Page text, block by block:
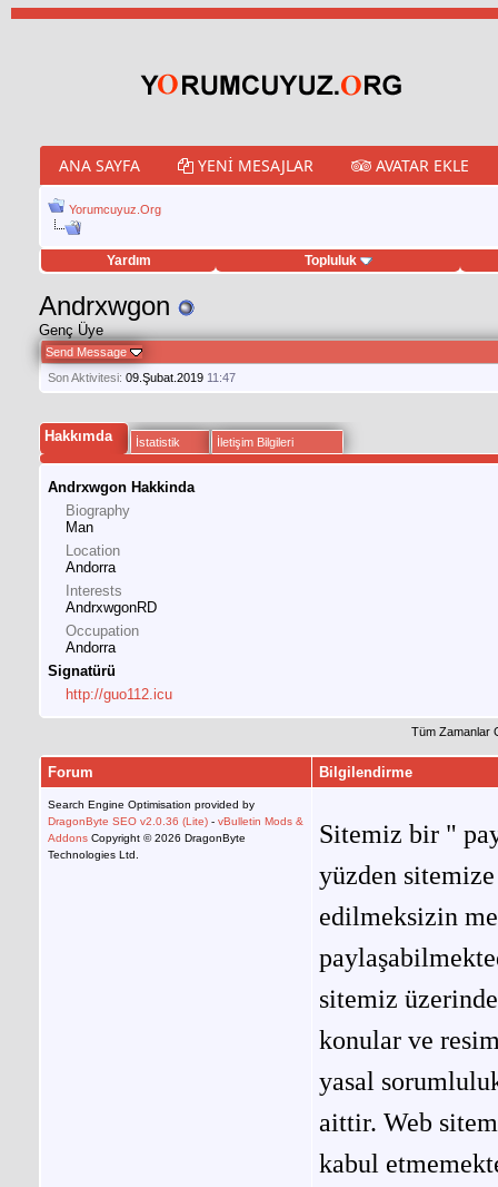
ANA SAYFA YENI MESAJLAR AVATAR EKLE
Yorumcuyuz.Org
Yardım Topluluk
hilesi
Andrxwgon
Genç Üye
Send Message
Son Aktivitesi: 09.Şubat.2019 11:47
Hakkımda İstatistik İletişim Bilgileri
Andrxwgon Hakkinda
Biography
Man
Location
Andorra
Interests
AndrxwgonRD
Occupation
Andorra
Signatürü
http://guo112.icu
Tüm Zamanlar
Forum Bilgilendirme
Search Engine Optimisation provided by
DragonByte SEO v2.0.36 (Lite) - vBulletin Mods &
Addons Copyright © 2026 DragonByte
Technologies Ltd.
Sitemiz bir "
yüzden
edilmeksizin
sitemiz
konular ve
yasal
aittir. Web
kabul